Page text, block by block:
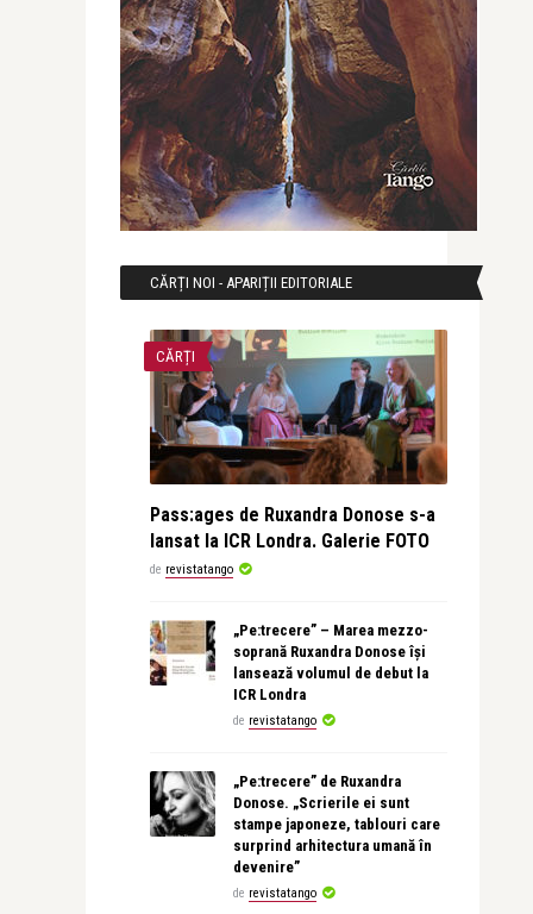
CĂRȚI NOI - APARIȚII EDITORIALE
CĂRȚI
Pass:ages de Ruxandra Donose s-a
lansat la ICR Londra. Galerie FOTO
de revistatango
„Pe:trecere” – Marea mezzo-
soprană Ruxandra Donose își
lansează volumul de debut la
ICR Londra
de revistatango
„Pe:trecere” de Ruxandra
Donose. „Scrierile ei sunt
stampe japoneze, tablouri care
surprind arhitectura umană în
devenire”
de revistatango